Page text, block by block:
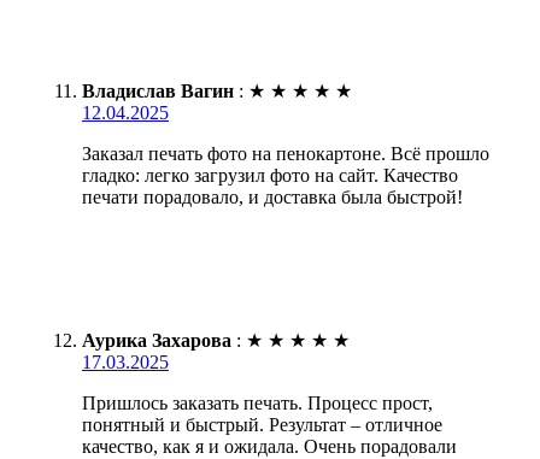
Владислав Вагин : ★ ★ ★ ★ ★
12.04.2025
Заказал печать фото на пенокартоне. Всё прошло
гладко: легко загрузил фото на сайт. Качество
печати порадовало, и доставка была быстрой!
Аурика Захарова : ★ ★ ★ ★ ★
17.03.2025
Пришлось заказать печать. Процесс прост,
понятный и быстрый. Результат – отличное
качество, как я и ожидала. Очень порадовали